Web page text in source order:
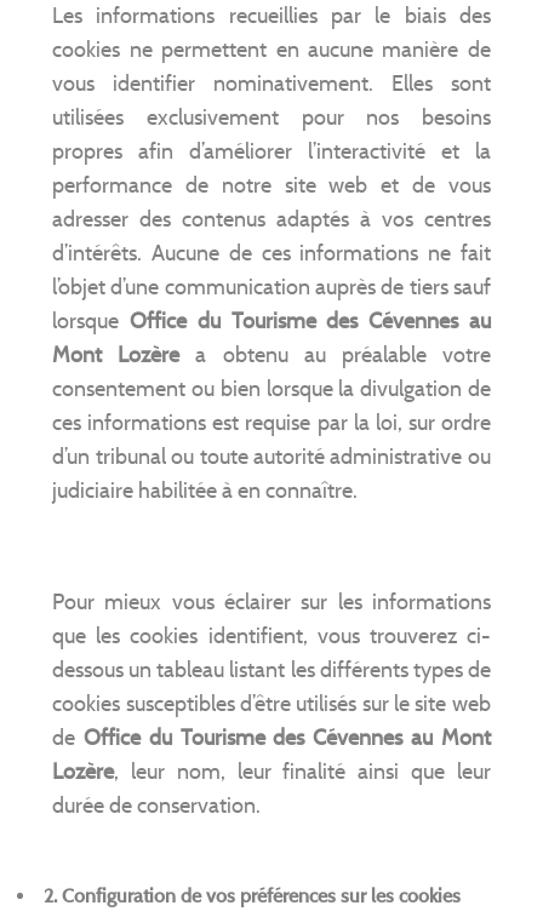
Les informations recueillies par le biais des
cookies ne permettent en aucune manière de
vous identifier nominativement. Elles sont
utilisées exclusivement pour nos besoins
propres afin d’améliorer l’interactivité et la
performance de notre site web et de vous
adresser des contenus adaptés à vos centres
d’intérêts. Aucune de ces informations ne fait
l’objet d’une communication auprès de tiers sauf
lorsque Office du Tourisme des Cévennes au
Mont Lozèrea obtenu au préalable votre
consentement ou bien lorsque la divulgation de
ces informations est requise par la loi, sur ordre
d’un tribunal ou toute autorité administrative ou
judiciaire habilitée à en connaître.
Pour mieux vous éclairer sur les informations
que les cookies identifient, vous trouverez ci-
dessous un tableau listant les différents types de
cookies susceptibles d’être utilisés sur le site web
de Office du Tourisme des Cévennes au Mont
Lozère, leur nom, leur finalité ainsi que leur
durée de conservation.
2. Configuration de vos préférences sur les cookies